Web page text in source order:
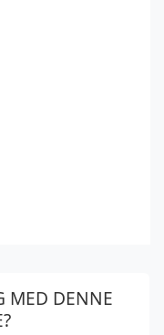
MED DENNE